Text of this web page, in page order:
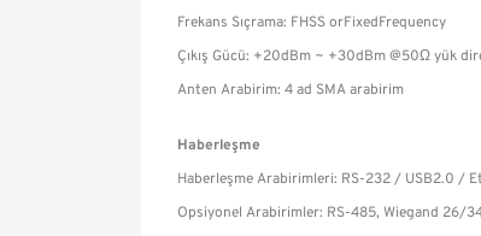
Frekans Sıçrama: FHSS orFixedFrequency
Çıkış Gücü: +20dBm ~ +30dBm @50Ω yük
Anten Arabirim: 4 ad SMA arabirim
Haberleşme
Haberleşme Arabirimleri: RS-232 / USB2.0 /
Opsiyonel Arabirimler: RS-485, Wiegand 26/